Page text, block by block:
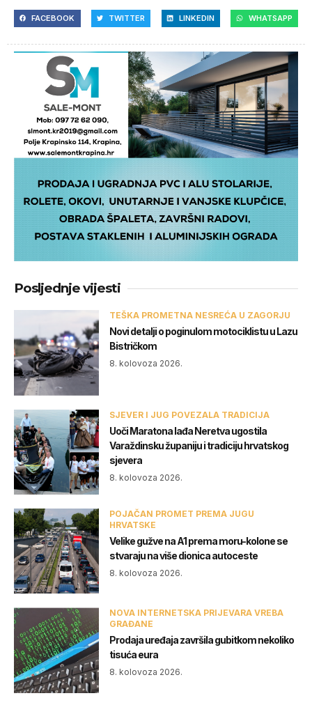
FACEBOOK TWITTER LINKEDIN WHATSAPP
Posljednje vijesti
TEŠKA PROMETNA NESREĆA U ZAGORJU
Novi detalji o poginulom motociklistu u Lazu
Bistričkom
8. kolovoza 2026.
SJEVER I JUG POVEZALA TRADICIJA
Uoči Maratona lađa Neretva ugostila
Varaždinsku županiju i tradiciju hrvatskog
sjevera
8. kolovoza 2026.
POJAČAN PROMET PREMA JUGU
HRVATSKE
Velike gužve na A1 prema moru-kolone se
stvaraju na više dionica autoceste
8. kolovoza 2026.
NOVA INTERNETSKA PRIJEVARA VREBA
GRAĐANE
Prodaja uređaja završila gubitkom nekoliko
tisuća eura
8. kolovoza 2026.